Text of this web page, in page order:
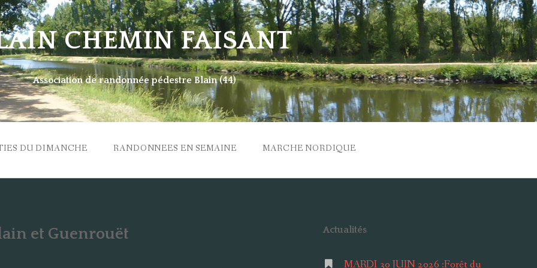
CHEMIN FAISANT
Association de randonnée pédestre Blain (44)
DU DIMANCHE RANDONNEES EN SEMAINE MARCHE NORDIQUE
et Guenrouët Actualités
MARDI 30 JUIN 2026 :Forêt du